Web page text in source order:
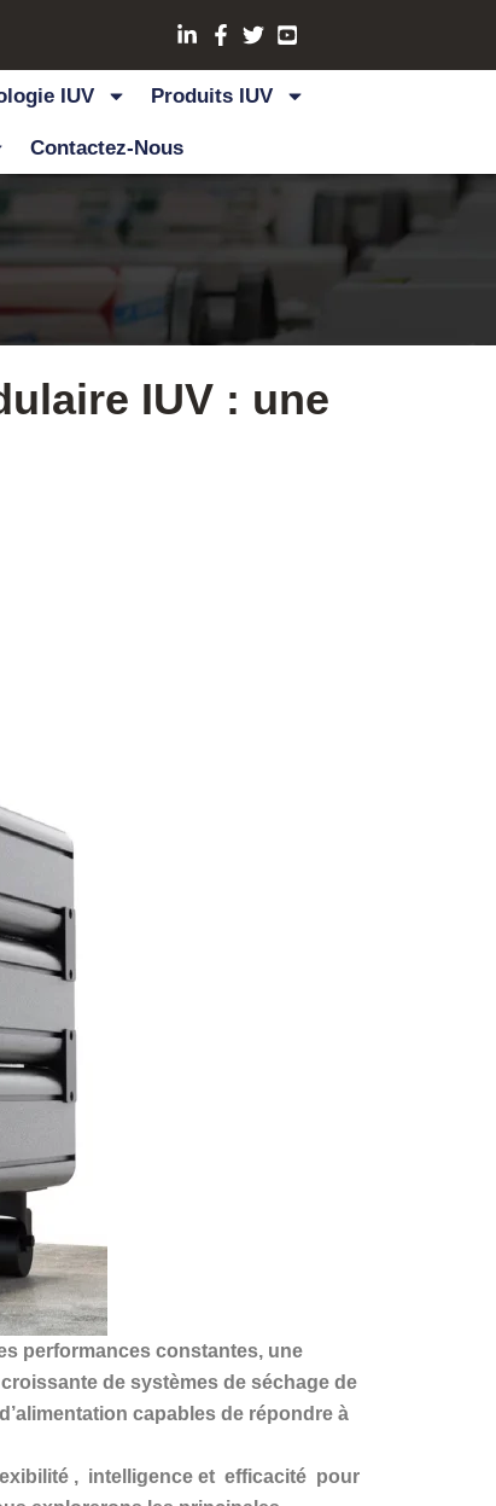
IUV Produits IUV
Contactez-Nous
IUV : une
performances constantes, une
de systèmes de séchage de
capables de répondre à
, intelligence et efficacité pour